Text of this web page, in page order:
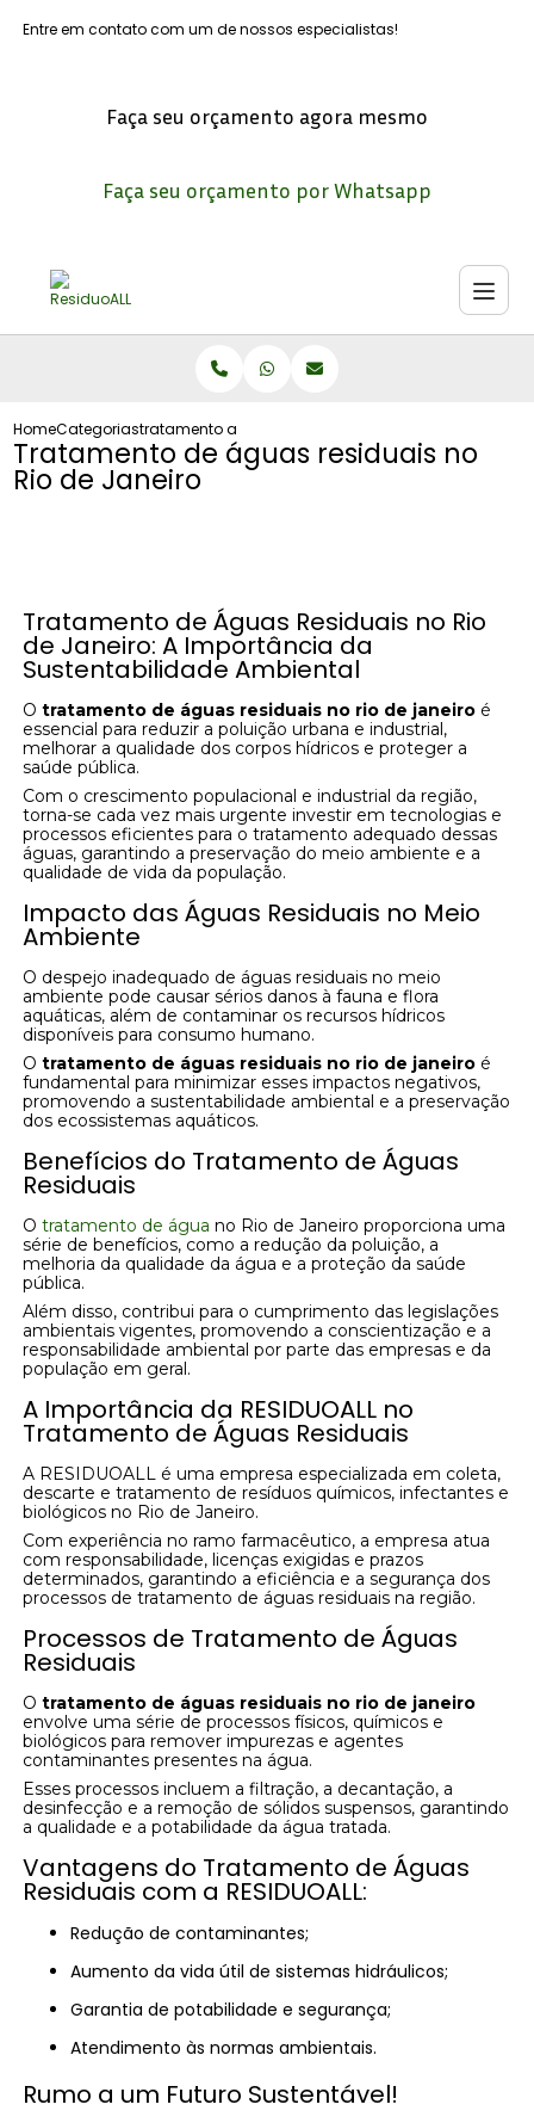
Entre em contato com um de nossos especialistas!
Faça seu orçamento agora mesmo
Faça seu orçamento por Whatsapp
HomeCategoriastratamento aguas residuais no rio janeiro
Tratamento de águas residuais no
Rio de Janeiro
Tratamento de Águas Residuais no Rio
de Janeiro: A Importância da
Sustentabilidade Ambiental
Otratamento de águas residuais no rio de janeiro é
essencial para reduzir a poluição urbana e industrial,
melhorar a qualidade dos corpos hídricos e proteger a
saúde pública.
Com o crescimento populacional e industrial da região,
torna-se cada vez mais urgente investir em tecnologias e
processos eficientes para o tratamento adequado dessas
águas, garantindo a preservação do meio ambiente e a
qualidade de vida da população.
Impacto das Águas Residuais no Meio
Ambiente
O despejo inadequado de águas residuais no meio
ambiente pode causar sérios danos à fauna e flora
aquáticas, além de contaminar os recursos hídricos
disponíveis para consumo humano.
Otratamento de águas residuais no rio de janeiro é
fundamental para minimizar esses impactos negativos,
promovendo a sustentabilidade ambiental e a preservação
dos ecossistemas aquáticos.
Benefícios do Tratamento de Águas
Residuais
Otratamento de água no Rio de Janeiro proporciona uma
série de benefícios, como a redução da poluição, a
melhoria da qualidade da água e a proteção da saúde
pública.
Além disso, contribui para o cumprimento das legislações
ambientais vigentes, promovendo a conscientização e a
responsabilidade ambiental por parte das empresas e da
população em geral.
A Importância da RESIDUOALL no
Tratamento de Águas Residuais
A RESIDUOALL é uma empresa especializada em coleta,
descarte e tratamento de resíduos químicos, infectantes e
biológicos no Rio de Janeiro.
Com experiência no ramo farmacêutico, a empresa atua
com responsabilidade, licenças exigidas e prazos
determinados, garantindo a eficiência e a segurança dos
processos de tratamento de águas residuais na região.
Processos de Tratamento de Águas
Residuais
Otratamento de águas residuais no rio de janeiro
envolve uma série de processos físicos, químicos e
biológicos para remover impurezas e agentes
contaminantes presentes na água.
Esses processos incluem a filtração, a decantação, a
desinfecção e a remoção de sólidos suspensos, garantindo
a qualidade e a potabilidade da água tratada.
Vantagens do Tratamento de Águas
Residuais com a RESIDUOALL:
Redução de contaminantes;
Aumento da vida útil de sistemas hidráulicos;
Garantia de potabilidade e segurança;
Atendimento às normas ambientais.
Rumo a um Futuro Sustentável!